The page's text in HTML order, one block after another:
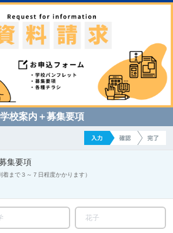
学校案内＋募集要項
集要項
着まで３～７日程度かかります）